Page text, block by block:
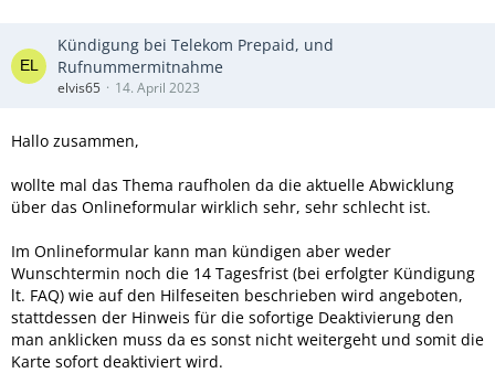
Kündigung bei Telekom Prepaid, und
Rufnummermitnahme
elvis65 14. April 2023
Hallo zusammen,
wollte mal das Thema raufholen da die aktuelle Abwicklung
über das Onlineformular wirklich sehr, sehr schlecht ist.
Im Onlineformular kann man kündigen aber weder
Wunschtermin noch die 14 Tagesfrist (bei erfolgter Kündigung
lt. FAQ) wie auf den Hilfeseiten beschrieben wird angeboten,
stattdessen der Hinweis für die sofortige Deaktivierung den
man anklicken muss da es sonst nicht weitergeht und somit die
Karte sofort deaktiviert wird.